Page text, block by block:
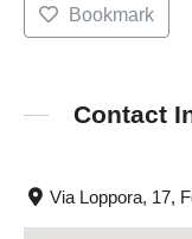
Bookmark
Contact
Via Loppora, 17,